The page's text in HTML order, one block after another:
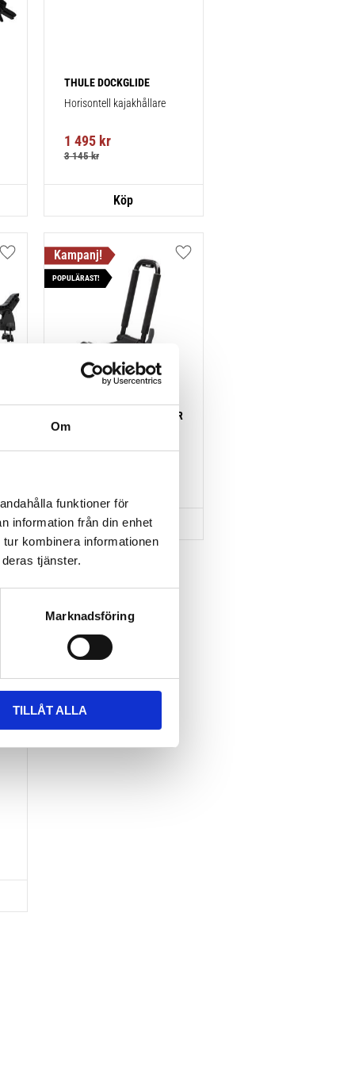
Om
funktioner för
information från din enhet
kombinera informationen
tjänster.
Marknadsföring
TILLÅT ALLA
THULE DOCKGLIDE
Horisontell kajakhållare
1 495kr
3 145kr
Lägg till i favoriter
THULE HULL-A-PORT XTR
POPULÄRAST!
Lägg till i favoriter
Lägg till i favoriter